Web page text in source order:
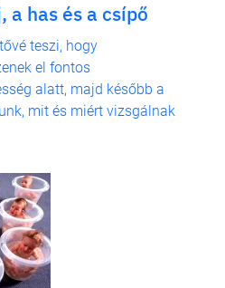
a has és a csípő
teszi, hogy
el fontos
alatt, majd később a
mit és miért vizsgálnak